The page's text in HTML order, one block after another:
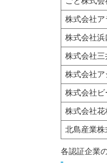
株式会社ア
株式会社浜
株式会社三
株式会社ア
株式会社
株式会社花
北島産業株
各認証企業